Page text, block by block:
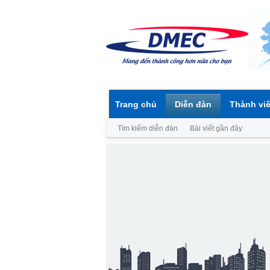
Trang chủ Diễn đàn
Tìm kiếm diễn đàn Bài viết gần đây
Thành